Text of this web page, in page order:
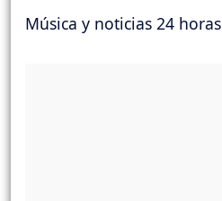
Música y noticias 24 horas